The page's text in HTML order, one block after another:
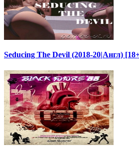
Seducing The Devil (2018-20|Англ)